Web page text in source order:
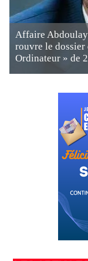
Affaire
rouvre le dossier
Ordinateur » de